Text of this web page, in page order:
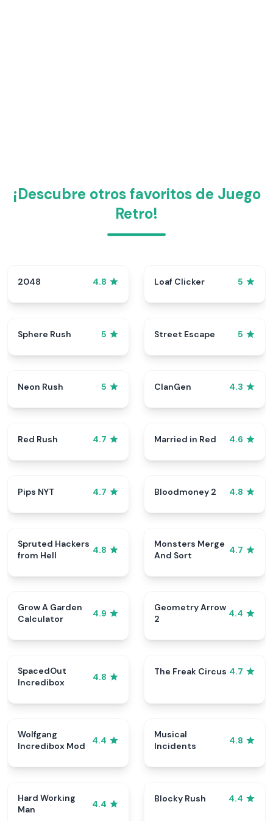
¡Descubre otros favoritos de Juego
Retro!
2048 4.8 Loaf Clicker 5
Sphere Rush 5 Street Escape 5
Neon Rush 5 ClanGen 4.3
Red Rush 4.7 Married in Red 4.6
Pips NYT 4.7 Bloodmoney 2 4.8
Spruted Hackers
from Hell
4.8
Monsters Merge
And Sort
4.7
Grow A Garden
Calculator
4.9
Geometry Arrow
2
4.4
SpacedOut
Incredibox
4.8
The Freak Circus 4.7
Wolfgang
Incredibox Mod
4.4
Musical
Incidents
4.8
Hard Working
Man
4.4
Blocky Rush 4.4